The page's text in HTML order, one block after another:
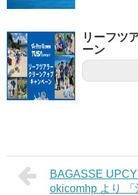
リーフツ
ーン
BAGASSE
okicomhp より